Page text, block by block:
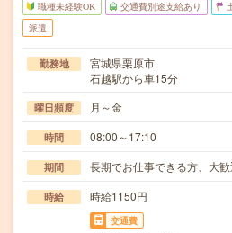
職種未経験OK 交通費別途支給あり
派遣
勤務地
宮城県栗原市
石越駅から車15分
曜日頻度 月～金
時間 08:00～17:10
期間 長期でお仕事できる方、大歓
時給 時給1150円
交通費